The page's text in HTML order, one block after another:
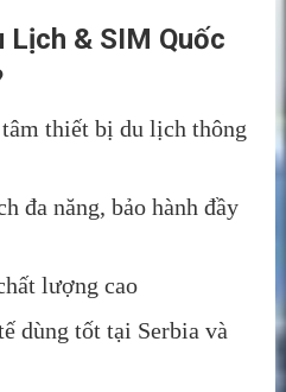
Lịch & SIM Quốc
thiết bị du lịch thông
đa năng, bảo hành đầy
lượng cao
dùng tốt tại Serbia và